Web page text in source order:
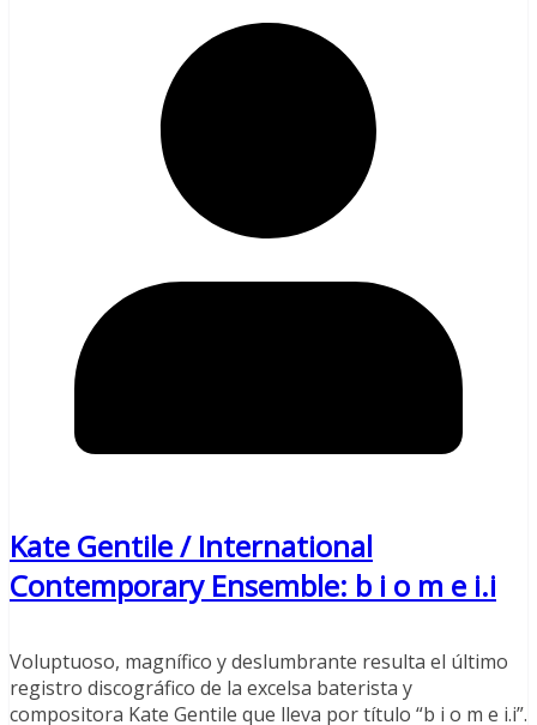
Kate Gentile / International
Contemporary Ensemble: b i o m e i​.​i
Voluptuoso, magnífico y deslumbrante resulta el último
registro discográfico de la excelsa baterista y
compositora Kate Gentile que lleva por título “b i o m e i.i”.